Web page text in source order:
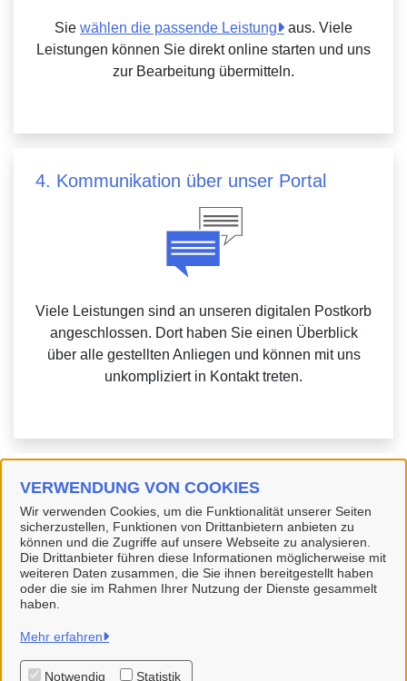
VERWENDUNG VON COOKIES
Wir verwenden Cookies, um die Funktionalität unserer Seiten
sicherzustellen, Funktionen von Drittanbietern anbieten zu
können und die Zugriffe auf unsere Webseite zu analysieren.
Die Drittanbieter führen diese Informationen möglicherweise mit
weiteren Daten zusammen, die Sie ihnen bereitgestellt haben
oder die sie im Rahmen Ihrer Nutzung der Dienste gesammelt
haben.
Mehr erfahren
Notwendig Statistik
Sie wählen die passende Leistung
aus. Viele
Leistungen können Sie direkt online starten und uns
zur Bearbeitung übermitteln.
4. Kommunikation über unser Portal
Viele Leistungen sind an unseren digitalen Postkorb
angeschlossen. Dort haben Sie einen Überblick
über alle gestellten Anliegen und können mit uns
unkompliziert in Kontakt treten.
Weitere Informationen zu Mein Unternehmenskonto
finden Sie auf derFAQ-Seite von Mein
Unternehmenskonto.
Hansestadt Buxtehude